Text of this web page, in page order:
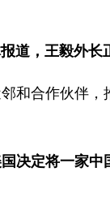
道，王毅外
和合作伙伴
决定将一家